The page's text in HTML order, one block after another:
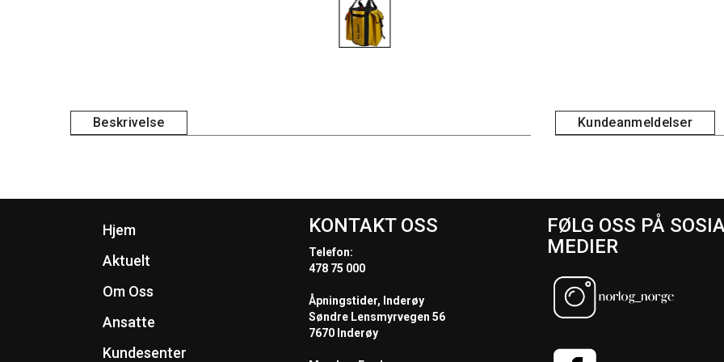
Beskrivelse Kundeanmeldelser
Hjem
Aktuelt
Om Oss
Ansatte
Kundesenter
KONTAKT OSS
Telefon:
478 75 000
Åpningstider, Inderøy
Søndre Lensmyrvegen 56
7670 Inderøy
FØLG OSS PÅ
MEDIER